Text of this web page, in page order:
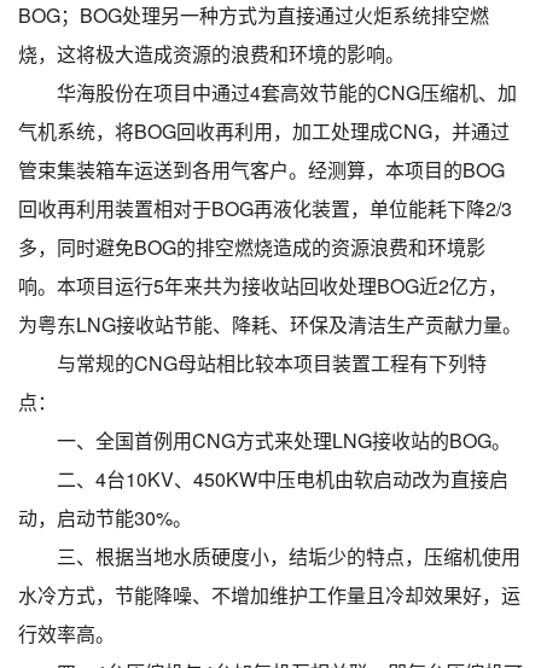
BOG；BOG处理另一种方式为直接通过火炬系统排空燃
烧，这将极大造成资源的浪费和环境的影响。
华海股份在项目中通过4套高效节能的CNG压缩机、加
气机系统，将BOG回收再利用，加工处理成CNG，并通过
管束集装箱车运送到各用气客户。经测算，本项目的BOG
回收再利用装置相对于BOG再液化装置，单位能耗下降2/3
多，同时避免BOG的排空燃烧造成的资源浪费和环境影
响。本项目运行5年来共为接收站回收处理BOG近2亿方，
为粤东LNG接收站节能、降耗、环保及清洁生产贡献力量。
与常规的CNG母站相比较本项目装置工程有下列特
点：
一、全国首例用CNG方式来处理LNG接收站的BOG。
二、4台10KV、450KW中压电机由软启动改为直接启
动，启动节能30%。
三、根据当地水质硬度小，结垢少的特点，压缩机使用
水冷方式，节能降噪、不增加维护工作量且冷却效果好，运
行效率高。